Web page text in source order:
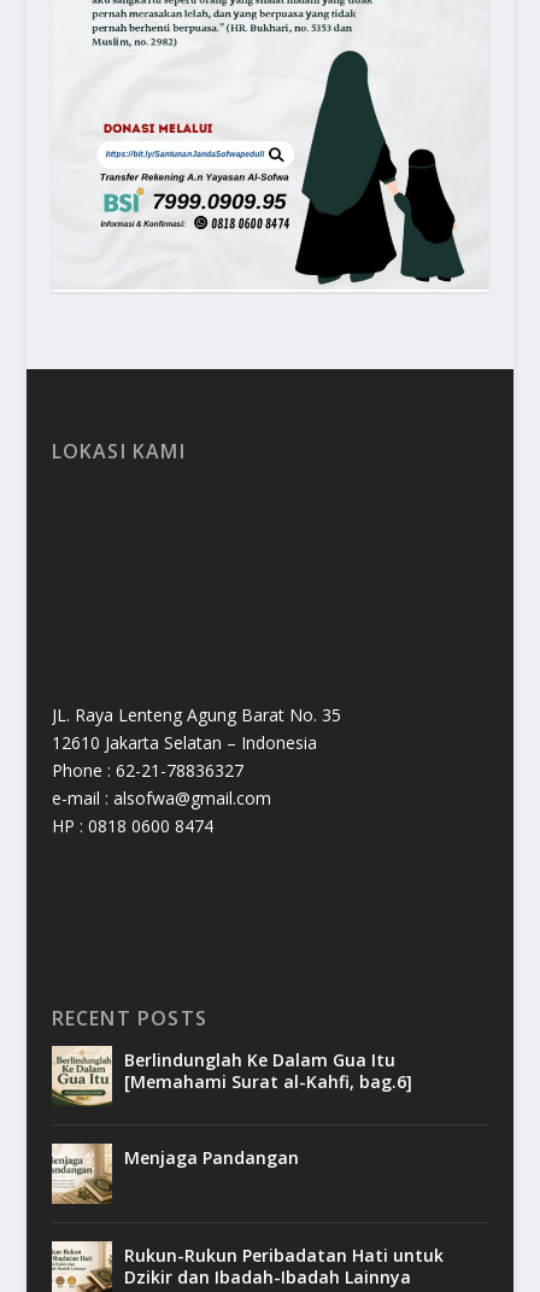
LOKASI KAMI
JL. Raya Lenteng Agung Barat No. 35
12610 Jakarta Selatan – Indonesia
Phone : 62-21-78836327
e-mail : alsofwa@gmail.com
HP : 0818 0600 8474
RECENT POSTS
Berlindunglah Ke Dalam Gua Itu
[Memahami Surat al-Kahfi, bag.6]
Menjaga Pandangan
Rukun-Rukun Peribadatan Hati untuk
Dzikir dan Ibadah-Ibadah Lainnya